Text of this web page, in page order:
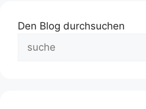
Den Blog durchsuchen